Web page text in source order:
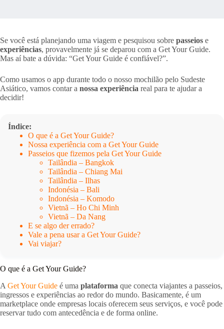
Se você está planejando uma viagem e pesquisou sobre passeios e
experiências, provavelmente já se deparou com a Get Your Guide.
Mas aí bate a dúvida: “Get Your Guide é confiável?”.
Como usamos o app durante todo o nosso mochilão pelo Sudeste
Asiático, vamos contar a nossa experiência real para te ajudar a
decidir!
Índice:
O que é a Get Your Guide?
Nossa experiência com a Get Your Guide
Passeios que fizemos pela Get Your Guide
Tailândia – Bangkok
Tailândia – Chiang Mai
Tailândia – Ilhas
Indonésia – Bali
Indonésia – Komodo
Vietnã – Ho Chi Minh
Vietnã – Da Nang
E se algo der errado?
Vale a pena usar a Get Your Guide?
Vai viajar?
O que é a Get Your Guide?
A Get Your Guide é uma plataforma que conecta viajantes a passeios,
ingressos e experiências ao redor do mundo. Basicamente, é um
marketplace onde empresas locais oferecem seus serviços, e você pode
reservar tudo com antecedência e de forma online.